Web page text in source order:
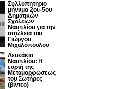
Συλλυπητήριο
μήνυμα 2ου-5ου
Δημοτικών
Σχολείων
Ναυπλίου για την
απώλεια του
Γιώργου
Μιχαλόπουλου
Λευκάκια
Ναυπλίου: Η
εορτή της
Μεταμορφώσεως
του Σωτήρος
(βίντεο)